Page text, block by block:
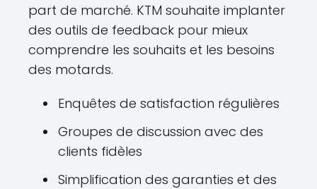
part de marché. KTM souhaite implanter
des outils de feedback pour mieux
comprendre les souhaits et les besoins
des motards.
Enquêtes de satisfaction régulières
Groupes de discussion avec des
clients fidèles
Simplification des garanties et des